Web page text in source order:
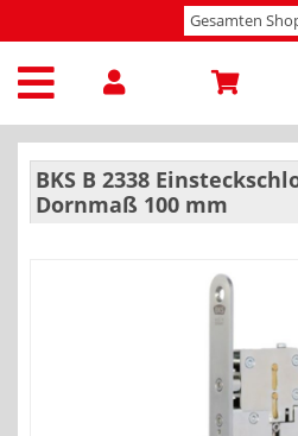
BKS B 2338
Dornmaß 100 mm